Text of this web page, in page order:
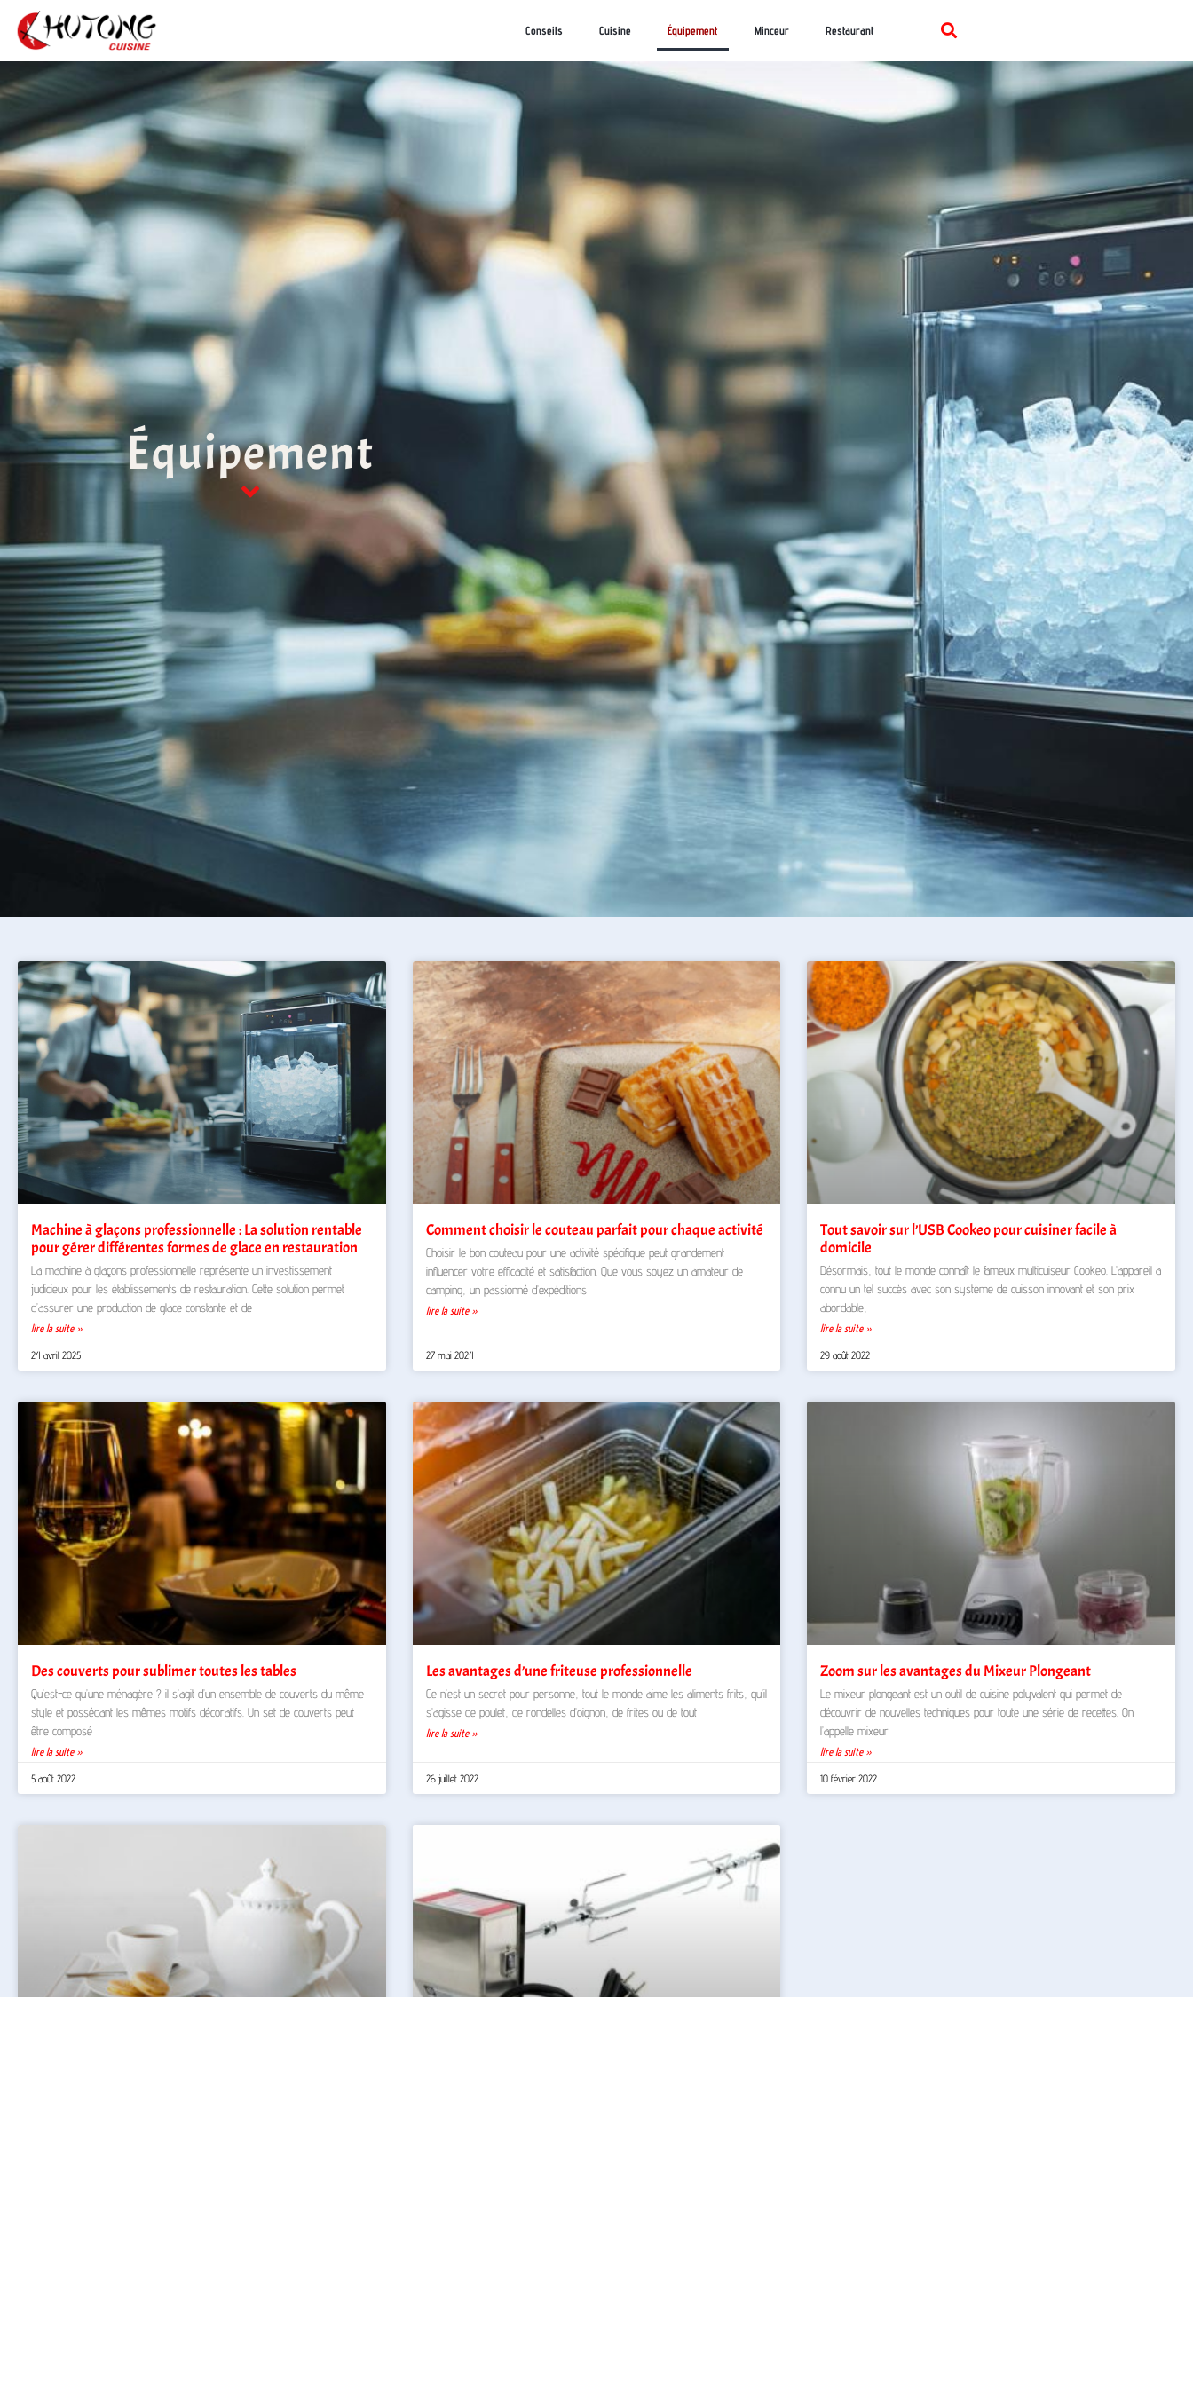
Conseils Cuisine Équipement Minceur Restaurant
Équipement
Machine à glaçons professionnelle : La solution rentable
pour gérer différentes formes de glace en restauration
La machine à glaçons professionnelle représente un investissement
judicieux pour les établissements de restauration. Cette solution permet
d’assurer une production de glace constante et de
lire la suite »
24 avril 2025
Comment choisir le couteau parfait pour chaque activité
Choisir le bon couteau pour une activité spécifique peut grandement
influencer votre efficacité et satisfaction. Que vous soyez un amateur de
camping, un passionné d’expéditions
lire la suite »
27 mai 2024
Tout savoir sur l’USB Cookeo pour cuisiner facile à
domicile
Désormais, tout le monde connaît le fameux multicuiseur Cookeo. L’appareil a
connu un tel succès avec son système de cuisson innovant et son prix
abordable,
lire la suite »
29 août 2022
Des couverts pour sublimer toutes les tables
Qu’est-ce qu’une ménagère ? il s’agit d’un ensemble de couverts du même
style et possédant les mêmes motifs décoratifs. Un set de couverts peut
être composé
lire la suite »
5 août 2022
Les avantages d’une friteuse professionnelle
Ce n’est un secret pour personne, tout le monde aime les aliments frits, qu’il
s’agisse de poulet, de rondelles d’oignon, de frites ou de tout
lire la suite »
26 juillet 2022
Zoom sur les avantages du Mixeur Plongeant
Le mixeur plongeant est un outil de cuisine polyvalent qui permet de
découvrir de nouvelles techniques pour toute une série de recettes. On
l’appelle mixeur
lire la suite »
10 février 2022